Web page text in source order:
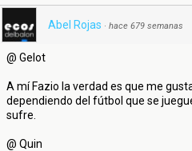
Abel Rojas · hace 679 semanas
@ Gelot
A mí Fazio la verdad es que me
dependiendo del fútbol que se
sufre.
@ Quin